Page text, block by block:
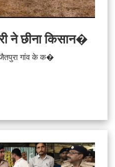
ने छीना किसान�
गांव के क�